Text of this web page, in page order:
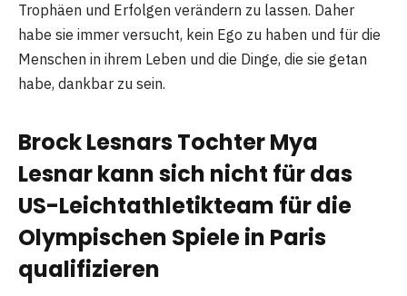
Trophäen und Erfolgen verändern zu lassen. Daher
habe sie immer versucht, kein Ego zu haben und für die
Menschen in ihrem Leben und die Dinge, die sie getan
habe, dankbar zu sein.
Brock Lesnars Tochter Mya
Lesnar kann sich nicht für das
US-Leichtathletikteam für die
Olympischen Spiele in Paris
qualifizieren